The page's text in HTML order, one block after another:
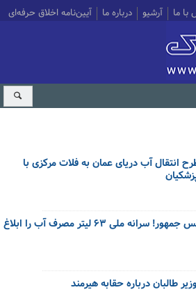
ما آرشیو درباره ما آیین‌نامه اخلاق حرفه‌ای
انتقال آب دریای عمان به فلات مرکزی با
آقای رئیس جمهور! سرانه ملی ۶۳ لیتر مصرف آب را ابلاغ
طالبان درباره حقابه هیرمند